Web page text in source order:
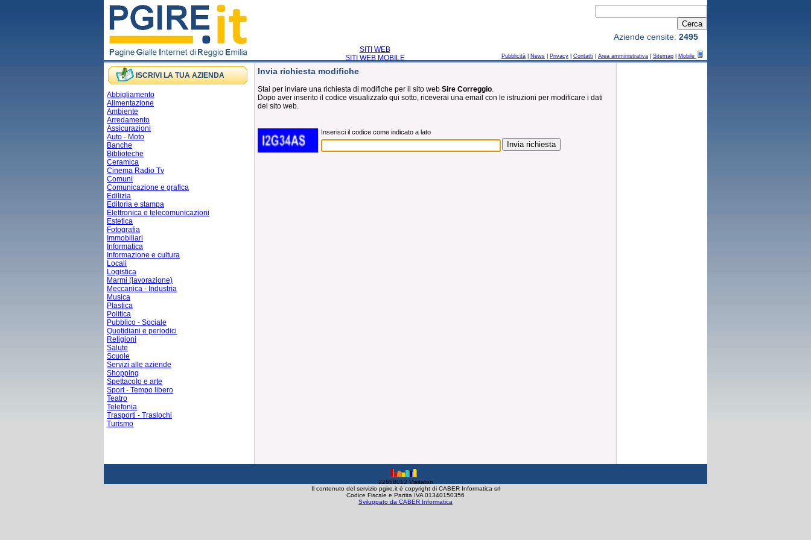
SITI WEB
SITI WEB MOBILE
Pubblicità News Privacy Contatti Area amministrativa Sitemap Mobile
Aziende censite: 2495
ISCRIVI LA TUA AZIENDA
Abbigliamento
Alimentazione
Ambiente
Arredamento
Assicurazioni
Auto - Moto
Banche
Biblioteche
Ceramica
Cinema Radio Tv
Comuni
Comunicazione e grafica
Edilizia
Editoria e stampa
Elettronica e telecomunicazioni
Estetica
Fotografia
Immobiliari
Informatica
Informazione e cultura
Locali
Logistica
Marmi (lavorazione)
Meccanica - Industria
Musica
Plastica
Politica
Pubblico - Sociale
Quotidiani e periodici
Religioni
Salute
Scuole
Servizi alle aziende
Shopping
Spettacolo e arte
Sport - Tempo libero
Teatro
Telefonia
Trasporti - Traslochi
Turismo
Invia richiesta modifiche
Stai per inviare una richiesta di modifiche per il sito web Sire Correggio.
Dopo aver inserito il codice visualizzato qui sotto, riceverai una email con le istruzioni per modificare i dati
del sito web.
Inserisci il codice come indicato a lato
22658012 Visitatori
Il contenuto del servizio pgire.it è copyright di CABER Informatica srl
Codice Fiscale e Partita IVA 01340150356
Sviluppato da CABER Informatica